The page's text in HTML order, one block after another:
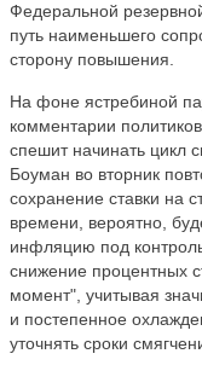
Федеральной
путь наименьшего
сторону повышения.
На фоне ястребиной
комментарии
спешит начинать цикл
Боуман во вторник
сохранение ставки на
времени, вероятно,
инфляцию под
снижение процентных
момент", учитывая
и постепенное
уточнять сроки